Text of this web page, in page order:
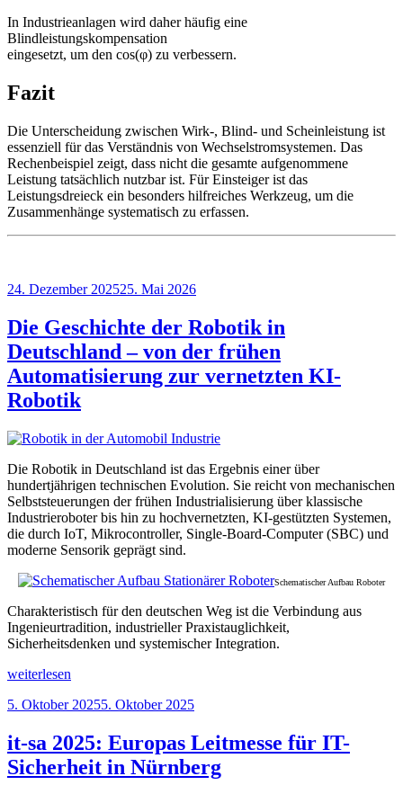
In Industrieanlagen wird daher häufig eine
Blindleistungskompensation
eingesetzt, um den cos(φ) zu verbessern.
Fazit
Die Unterscheidung zwischen Wirk-, Blind- und Scheinleistung ist
essenziell für das Verständnis von Wechselstromsystemen. Das
Rechenbeispiel zeigt, dass nicht die gesamte aufgenommene
Leistung tatsächlich nutzbar ist. Für Einsteiger ist das
Leistungsdreieck ein besonders hilfreiches Werkzeug, um die
Zusammenhänge systematisch zu erfassen.
Veröffentlicht
24. Dezember 202525. Mai 2026
Die Geschichte der Robotik in
Deutschland – von der frühen
Automatisierung zur vernetzten KI-
Robotik
Die Robotik in Deutschland ist das Ergebnis einer über
hundertjährigen technischen Evolution. Sie reicht von mechanischen
Selbststeuerungen der frühen Industrialisierung über klassische
Industrieroboter bis hin zu hochvernetzten, KI-gestützten Systemen,
die durch IoT, Mikrocontroller, Single-Board-Computer (SBC) und
moderne Sensorik geprägt sind.
Schematischer Aufbau Roboter
Charakteristisch für den deutschen Weg ist die Verbindung aus
Ingenieurtradition, industrieller Praxistauglichkeit,
Sicherheitsdenken und systemischer Integration.
„Die
der
in
Deutschland
–
weiterlesen
Veröffentlicht
5. Oktober 20255. Oktober 2025
it-sa 2025: Europas Leitmesse für IT-
Sicherheit in Nürnberg